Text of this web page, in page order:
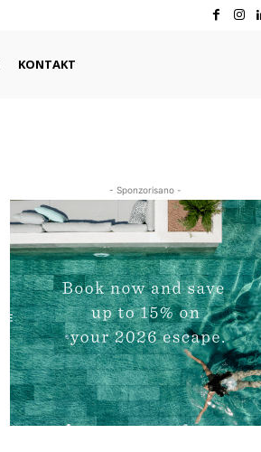
KONTAKT
- Sponzorisano -